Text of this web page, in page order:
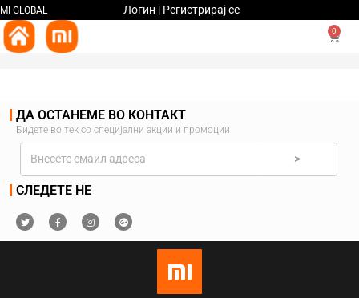
MI GLOBAL Логин | Регистрирај се
0
ДА ОСТАНЕМЕ ВО КОНТАКТ
Бидете во тек со специјални акции и промоции
>
СЛЕДЕТЕ НЕ